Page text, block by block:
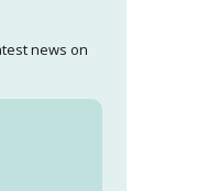
news on